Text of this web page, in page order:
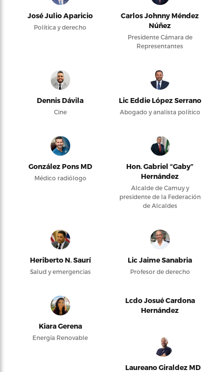
José Julio Aparicio
Política y derecho
Carlos Johnny Méndez
Núñez
Presidente Cámara de
Representantes
Dennis Dávila
Cine
Lic Eddie López Serrano
Abogado y analista político
González Pons MD
Médico radiólogo
Hon. Gabriel “Gaby”
Hernández
Alcalde de Camuy y
presidente de la Federación
de Alcaldes
Heriberto N. Saurí
Salud y emergencias
Lic Jaime Sanabria
Profesor de derecho
Kiara Gerena
Energía Renovable
Lcdo Josué Cardona
Hernández
Laureano Giraldez MD